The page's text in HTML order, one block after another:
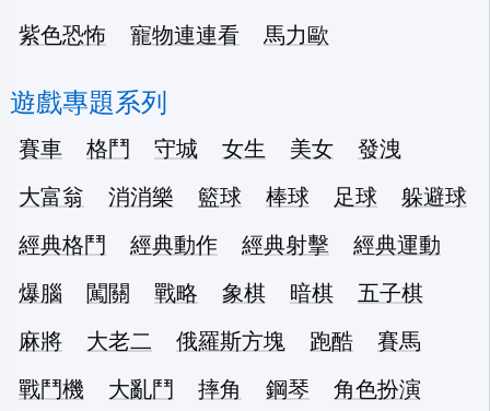
紫色恐怖
寵物連連看 馬力歐
遊戲專題系列
賽車 格鬥 守城 女生 美女
發洩
大富翁
消消樂 籃球 棒球 足球
躲避球
經典格鬥
經典動作 經典射擊
經典運動
爆腦
闖關 戰略 象棋 暗棋
五子棋
麻將
大老二 俄羅斯方塊 跑酷
賽馬
戰鬥機
大亂鬥 摔角 鋼琴
角色扮演